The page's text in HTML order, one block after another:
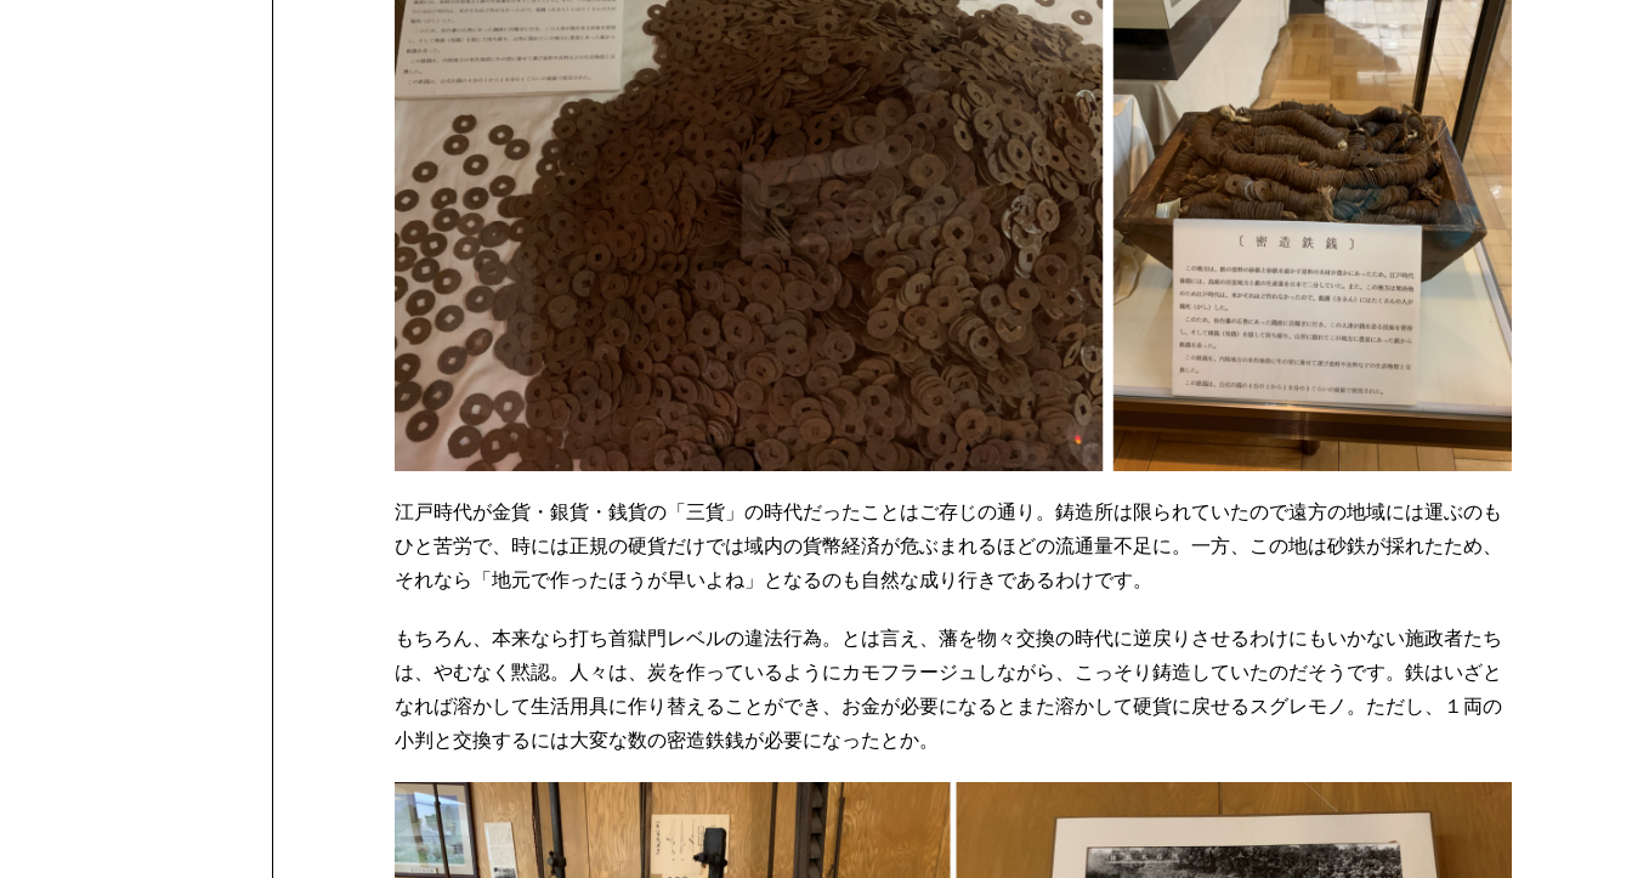
江戸時代が金貨・銀貨・銭貨の「三貨」の時代だったことはご存じの通り。鋳造所は限られていたので遠方の地域には運ぶのも
ひと苦労で、時には正規の硬貨だけでは域内の貨幣経済が危ぶまれるほどの流通量不足に。一方、この地は砂鉄が採れたため、
それなら「地元で作ったほうが早いよね」となるのも自然な成り行きであるわけです。
もちろん、本来なら打ち首獄門レベルの違法行為。とは言え、藩を物々交換の時代に逆戻りさせるわけにもいかない施政者たち
は、やむなく黙認。人々は、炭を作っているようにカモフラージュしながら、こっそり鋳造していたのだそうです。鉄はいざと
なれば溶かして生活用具に作り替えることができ、お金が必要になるとまた溶かして硬貨に戻せるスグレモノ。ただし、１両の
小判と交換するには大変な数の密造鉄銭が必要になったとか。